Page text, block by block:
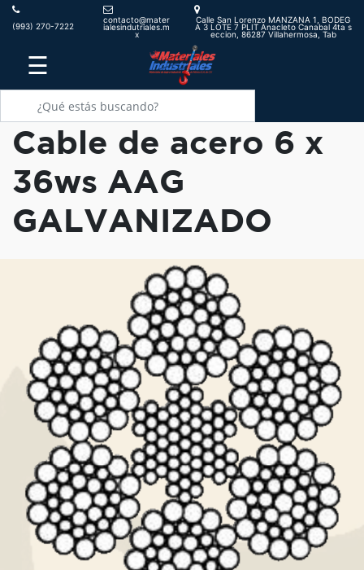
(993) 270-7222
contacto@mater
ialesindutriales.m
x
Calle San Lorenzo MANZANA 1, BODEG
A 3 LOTE 7 PLIT Anacleto Canabal 4ta s
eccion, 86287 Villahermosa, Tab
☰
Cable de acero 6 x
36ws AAG
GALVANIZADO